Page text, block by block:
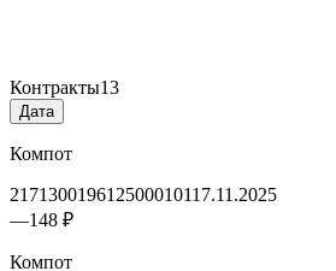
Контракты13
Дата
Компот
217130019612500010117.11.2025
—148 ₽
Компот